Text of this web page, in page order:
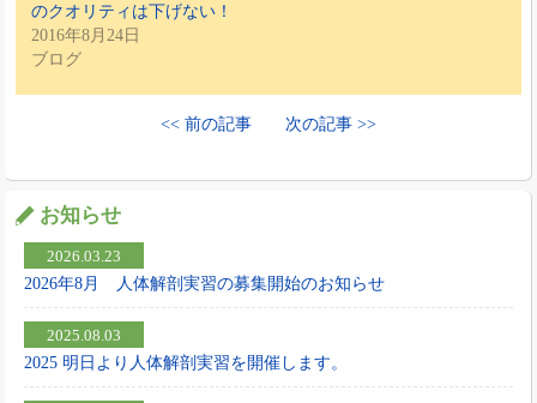
のクオリティは下げない！
2016年8月24日
ブログ
<< 前の記事 次の記事 >>
お知らせ
2026.03.23
2026年8月 人体解剖実習の募集開始のお知らせ
2025.08.03
2025 明日より人体解剖実習を開催します。